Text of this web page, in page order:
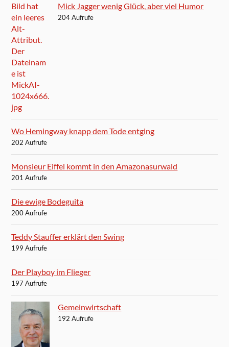
Mick Jagger wenig Glück, aber viel Humor
204 Aufrufe
Wo Hemingway knapp dem Tode entging
202 Aufrufe
Monsieur Eiffel kommt in den Amazonasurwald
201 Aufrufe
Die ewige Bodeguita
200 Aufrufe
Teddy Stauffer erklärt den Swing
199 Aufrufe
Der Playboy im Flieger
197 Aufrufe
Gemeinwirtschaft
192 Aufrufe